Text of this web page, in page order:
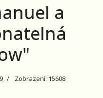
a
Zobrazení: 15608